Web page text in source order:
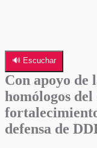
🔊 Escuchar
Con apoyo de
homólogos del
defensa de